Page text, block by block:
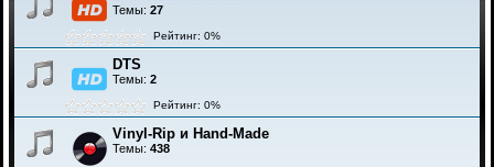
Темы: 27
Рейтинг: 0%
DTS
Темы: 2
Рейтинг: 0%
Vinyl-Rip и Hand-Made
Темы: 438